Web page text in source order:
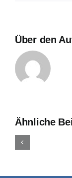
Über den
Ähnliche
Ligasaison